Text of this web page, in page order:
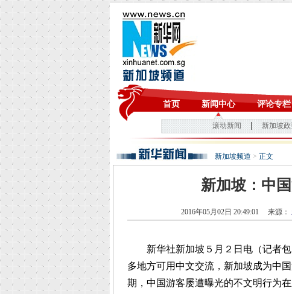
新加坡频道 > 正文
新加坡：中
2016年05月02日 20:49:01 来源：
新华社新加坡５月２日电（记者包
多地方可用中文交流，新加坡成为中
期，中国游客屡遭曝光的不文明行为